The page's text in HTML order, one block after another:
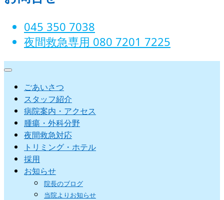
045 350 7038‬
夜間救急専用 080 7201 7225‬
ごあいさつ
スタッフ紹介
病院案内・アクセス
腫瘍・外科分野
夜間救急対応
トリミング・ホテル
採用
お知らせ
院長のブログ
当院よりお知らせ